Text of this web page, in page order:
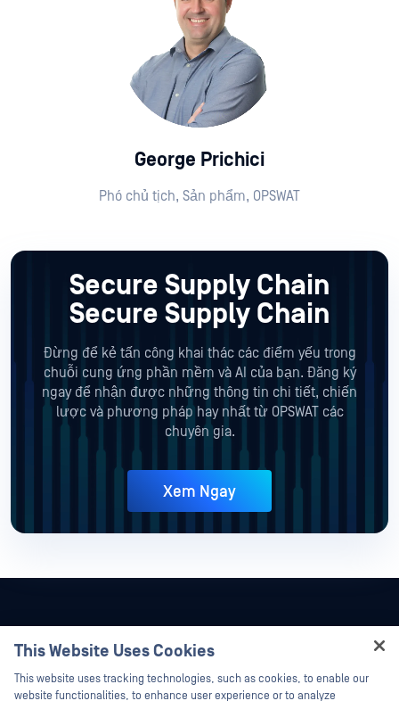
George Prichici
Phó chủ tịch, Sản phẩm, OPSWAT
Secure Supply Chain
Secure Supply Chain
Đừng để kẻ tấn công khai thác các điểm yếu trong
chuỗi cung ứng phần mềm và AI của bạn. Đăng ký
ngay để nhận được những thông tin chi tiết, chiến
lược và phương pháp hay nhất từ OPSWAT các
chuyên gia.
Xem Ngay
This Website Uses Cookies
This website uses tracking technologies, such as cookies, to enable our
website functionalities, to enhance user experience or to analyze
Hey there!
I'm Ozzy, your OPSWAT virtual assistant.